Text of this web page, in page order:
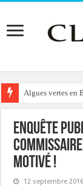
Algues vertes en
Reconstruction
Enquête
motivé !
12 septembre 2016